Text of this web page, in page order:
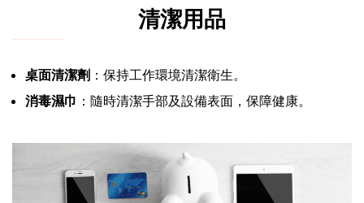
清潔用品
桌面清潔劑 ：保持工作環境清潔衛生。
消毒濕巾 ：隨時清潔手部及設備表面，保障健康。